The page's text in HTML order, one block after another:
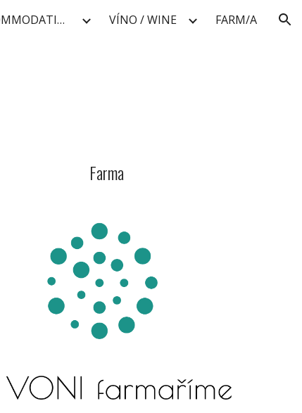
UBYTKO / ACCOMMODATION VÍNO / WINE FARM/A
Farma